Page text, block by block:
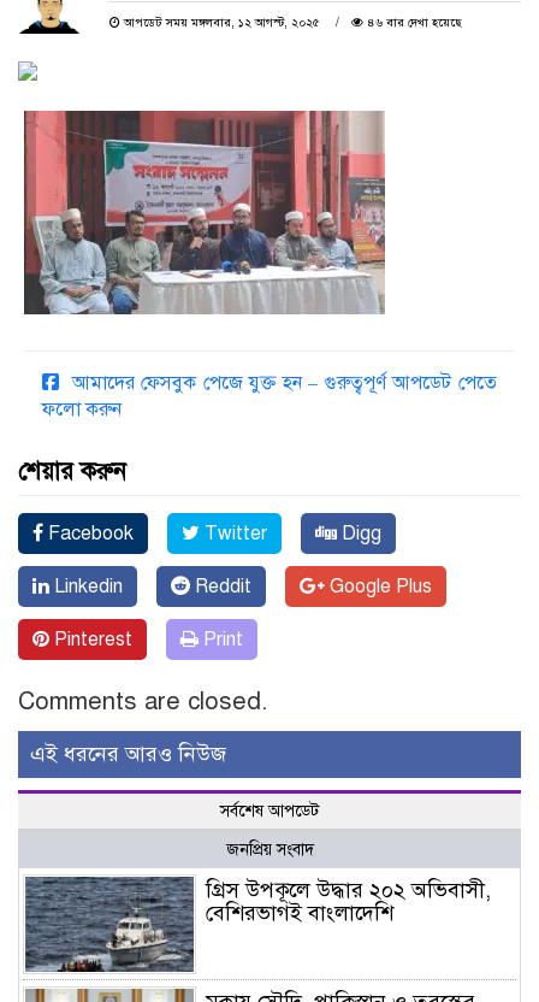
আপডেট সময় মঙ্গলবার, ১২ আগস্ট, ২০২৫ ৪৬ বার দেখা হয়েছে
আমাদের ফেসবুক পেজে যুক্ত হন – গুরুত্বপূর্ণ আপডেট পেতে
ফলো করুন
শেয়ার করুন
Facebook Twitter Digg
Linkedin Reddit Google Plus
Pinterest Print
Comments are closed.
এই ধরনের আরও নিউজ
সর্বশেষ আপডেট
জনপ্রিয় সংবাদ
গ্রিস উপকূলে উদ্ধার ২০২ অভিবাসী,
বেশিরভাগই বাংলাদেশি